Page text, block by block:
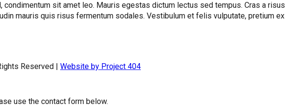
condimentum sit amet leo. Mauris egestas dictum lectus sed tempus. Cras a
mauris quis risus fermentum sodales. Vestibulum et felis vulputate, pretium
Reserved | Website by Project 404
use the contact form below.